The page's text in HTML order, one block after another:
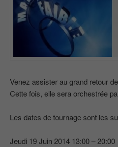
Venez assister au grand retour de
Cette fois, elle sera orchestrée
Les dates de tournage sont les
Jeudi 19 Juin 2014 13:00 – 20:00